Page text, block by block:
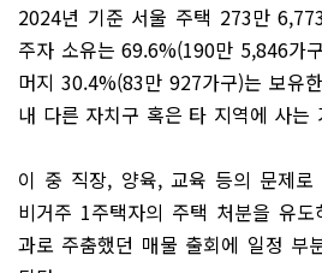
2024년 기준 서울 주택 273만
주자 소유는 69.6%(190만 5,846가
머지 30.4%(83만 927가구)는 보유
내 다른 자치구 혹은 타 지역에 사는
이 중 직장, 양육, 교육 등의 문제로
비거주 1주택자의 주택 처분을 유
과로 주춤했던 매물 출회에 일정 부